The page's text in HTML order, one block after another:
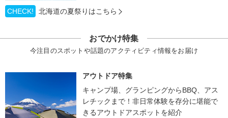
CHECK! 北海道の夏祭りはこちら
おでかけ特集
今注目のスポットや話題のアクティビティ情報をお届け
アウトドア特集
キャンプ場、グランピングからBBQ、アス
レチックまで！非日常体験を存分に堪能で
きるアウトドアスポットを紹介